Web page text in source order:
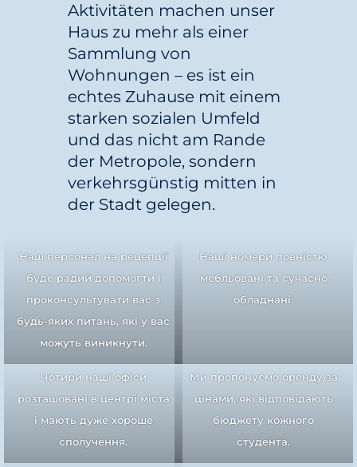
Aktivitäten machen unser
Haus zu mehr als einer
Sammlung von
Wohnungen – es ist ein
echtes Zuhause mit einem
starken sozialen Umfeld
und das nicht am Rande
der Metropole, sondern
verkehrsgünstig mitten in
der Stadt gelegen.
Наш персонал на рецепції
буде радий допомогти і
проконсультувати вас з
будь-яких питань, які у вас
можуть виникнути.
Наші номери повністю
мебльовані та сучасно
обладнані.
Чотири наші офіси
розташовані в центрі міста
і мають дуже хороше
сполучення.
Ми пропонуємо оренду за
цінами, які відповідають
бюджету кожного
студента.